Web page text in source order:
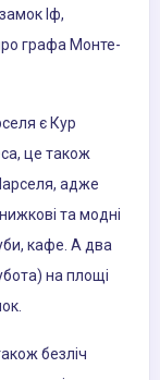
Іф,
графа Монте-
є Кур
це також
адже
та модні
кафе. А два
на площі
безліч